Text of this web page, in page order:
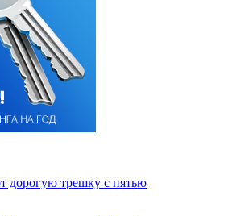
дорогую трешку с пятью